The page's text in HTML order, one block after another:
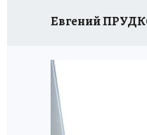
Евгений